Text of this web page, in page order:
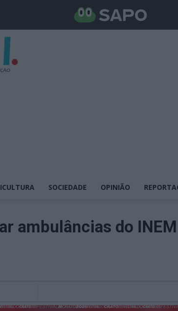
SOCIEDADE OPINIÃO
ambulâncias do